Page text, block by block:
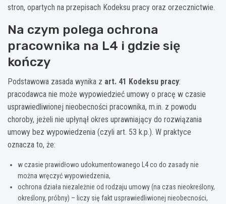
stron, opartych na przepisach Kodeksu pracy oraz orzecznictwie.
Na czym polega ochrona
pracownika na L4 i gdzie się
kończy
Podstawowa zasada wynika z art. 41 Kodeksu pracy:
pracodawca nie może wypowiedzieć umowy o pracę w czasie
usprawiedliwionej nieobecności pracownika, m.in. z powodu
choroby, jeżeli nie upłynął okres uprawniający do rozwiązania
umowy bez wypowiedzenia (czyli art. 53 k.p.). W praktyce
oznacza to, że:
w czasie prawidłowo udokumentowanego L4 co do zasady nie
można wręczyć wypowiedzenia,
ochrona działa niezależnie od rodzaju umowy (na czas nieokreślony,
określony, próbny) – liczy się fakt usprawiedliwionej nieobecności,